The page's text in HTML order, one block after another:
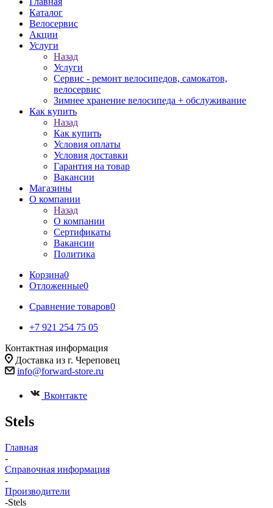
Каталог
Велосервис
Акции
Услуги
Назад
Услуги
Сервис - ремонт велосипедов, самокатов,
велосервис
Зимнее хранение велосипеда + обслуживание
Как купить
Назад
Как купить
Условия оплаты
Условия доставки
Гарантия на товар
Вакансии
Магазины
О компании
Назад
О компании
Сертификаты
Вакансии
Политика
Корзина0
Отложенные0
Сравнение товаров0
+7 921 254 75 05
Контактная информация
Доставка из г. Череповец
info@forward-store.ru
Вконтакте
Stels
Главная
-
Справочная информация
-
Производители
-Stels